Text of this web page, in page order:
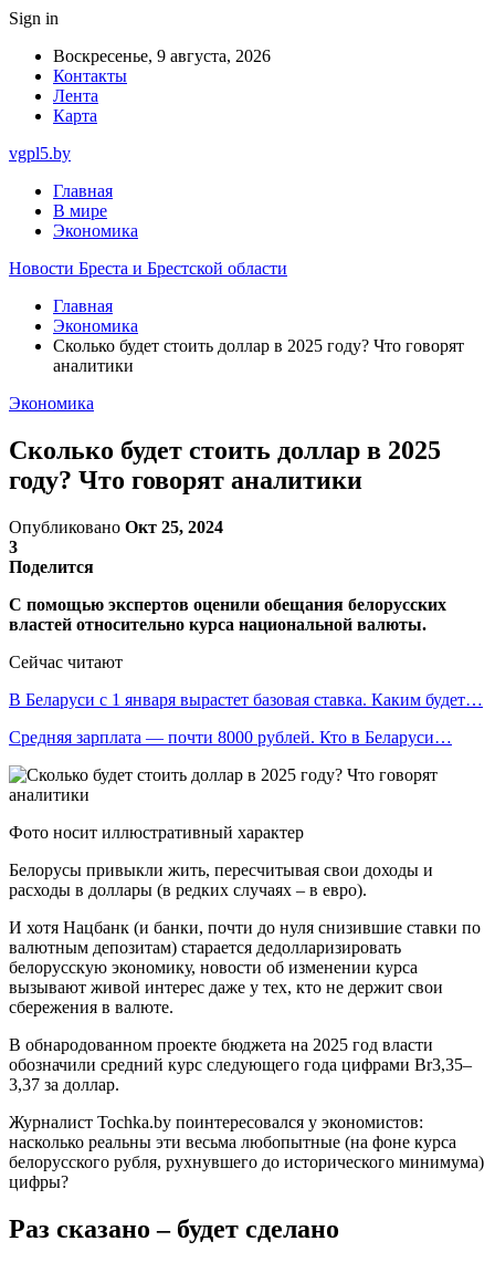
Sign in
Воскресенье, 9 августа, 2026
Контакты
Лента
Карта
vgpl5.by
Главная
В мире
Экономика
Новости Бреста и Брестской области
Главная
Экономика
Сколько будет стоить доллар в 2025 году? Что говорят
аналитики
Экономика
Сколько будет стоить доллар в 2025
году? Что говорят аналитики
Опубликовано Окт 25, 2024
3
Поделится
С помощью экспертов оценили обещания белорусских
властей относительно курса национальной валюты.
Сейчас читают
В Беларуси с 1 января вырастет базовая ставка. Каким будет…
Средняя зарплата — почти 8000 рублей. Кто в Беларуси…
Фото носит иллюстративный характер
Белорусы привыкли жить, пересчитывая свои доходы и
расходы в доллары (в редких случаях – в евро).
И хотя Нацбанк (и банки, почти до нуля снизившие ставки по
валютным депозитам) старается дедолларизировать
белорусскую экономику, новости об изменении курса
вызывают живой интерес даже у тех, кто не держит свои
сбережения в валюте.
В обнародованном проекте бюджета на 2025 год власти
обозначили средний курс следующего года цифрами Br3,35–
3,37 за доллар.
Журналист Tochka.by поинтересовался у экономистов:
насколько реальны эти весьма любопытные (на фоне курса
белорусского рубля, рухнувшего до исторического минимума)
цифры?
Раз сказано – будет сделано